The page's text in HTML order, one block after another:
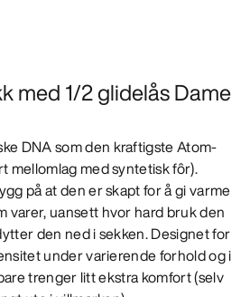
med 1/2 glidelås Dame
DNA som den kraftigste Atom-
mellomlag med syntetisk fôr).
på at den er skapt for å gi varme
varer, uansett hvor hard bruk den
den ned i sekken. Designet for
under varierende forhold og i
trenger litt ekstra komfort (selv